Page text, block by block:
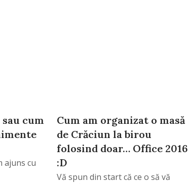
cum
ajuns cu
Cum am organizat o masă
de Crăciun la birou
folosind doar… Office 2016
:D
Vă spun din start că ce o să vă